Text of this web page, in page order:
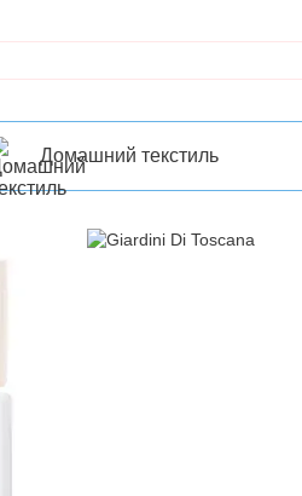
Домашний текстиль